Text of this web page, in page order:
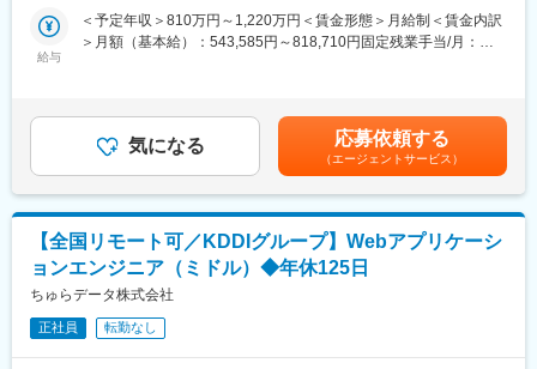
なビジュアル制作にとどまらず、セマンティックかつロジカルに
設計されたデザインシステムを複数プロダクトに横断適用できる
◎WESTER
└WESTERポイントがたまる・つかえる便利でお得な移動生活ナ
ち・山陰をはじめ西日本の旅をスムーズに楽しみたい」そんな願
いを叶える観光ナビ
上記などのtoCプロダクトを中心に、それらを支える基盤システム
などにも携わっています。
■業務内容：
◇直近の業務内容
阪駅受動喫煙対策：屋内全面禁煙変更の範囲：会社の定める事業
所（リモートワーク含む）
給与
＜予定年収＞810万円～1,220万円＜賃金形態＞月給制＜賃金内訳
＞月額（基本給）：543,585円～818,710円固定残業手当/月：
経験やスキルを考慮して決定します。※管理職採用の場合には管理
職手当を支給。賃金はあくまでも目安の金額であり、選考を通じ
て上下する可能性があります。月給(月額)は固定手当を含めた表記
です。
気になる 応募依頼する
（エージェントサービス）
【全国リモート可／KDDIグループ】Webアプリケーシ
ョンエンジニア（ミドル）◆年休125日
ちゅらデータ株式会社
正社員 転勤なし